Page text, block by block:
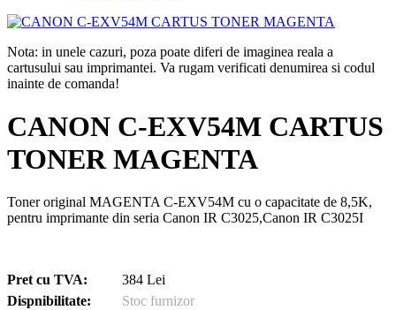
Nota: in unele cazuri, poza poate diferi de imaginea reala a
cartusului sau imprimantei. Va rugam verificati denumirea si codul
inainte de comanda!
CANON C-EXV54M CARTUS
TONER MAGENTA
Toner original MAGENTA C-EXV54M cu o capacitate de 8,5K,
pentru imprimante din seria Canon IR C3025,Canon IR C3025I
Pret cu TVA:
384 Lei
Dispnibilitate:
Stoc furnizor